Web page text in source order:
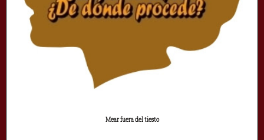
Mear fuera del tiesto